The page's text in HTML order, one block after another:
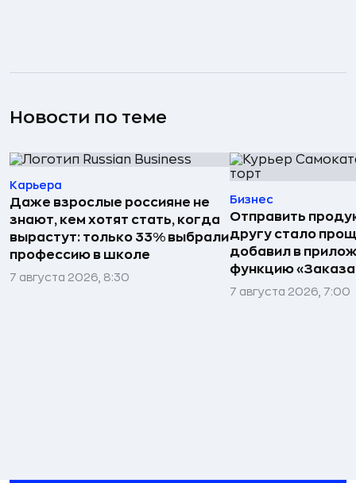
Новости по теме
Карьера
Даже взрослые россияне не
знают, кем хотят стать, когда
вырастут: только 33% выбрали
профессию в школе
7 августа 2026, 8:30
Бизнес
Отправить
другу стало
добавил в
функцию
7 августа 2026, 7:00